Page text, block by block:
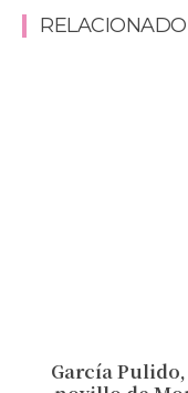
RELACIONADO
García